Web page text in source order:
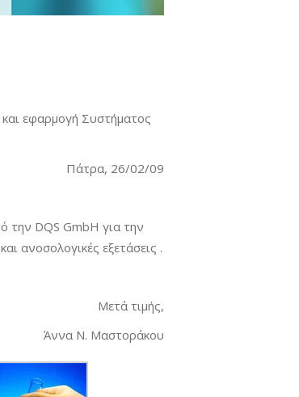
εφαρμογή Συστήματος
Πάτρα, 26/02/09
την DQS GmbH για την
ανοσολογικές εξετάσεις .
Μετά τιμής,
Άννα Ν. Μαστοράκου